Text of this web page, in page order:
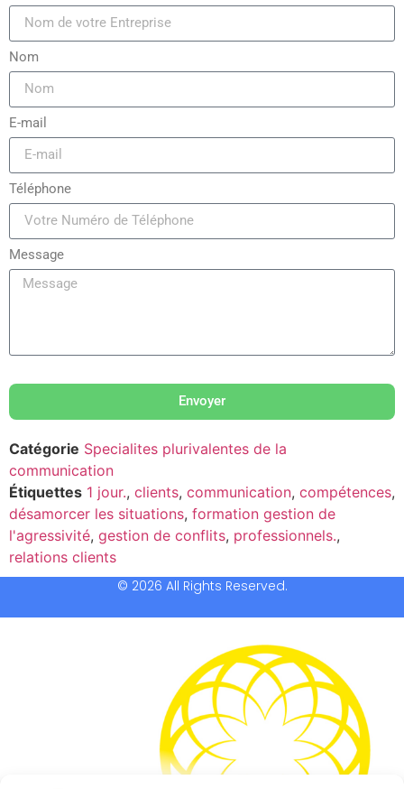
Nom
E-mail
Téléphone
Message
Envoyer
Catégorie Specialites plurivalentes de la
communication
Étiquettes 1 jour., clients, communication, compétences,
désamorcer les situations, formation gestion de
l'agressivité, gestion de conflits, professionnels.,
relations clients
© 2026 All Rights Reserved.